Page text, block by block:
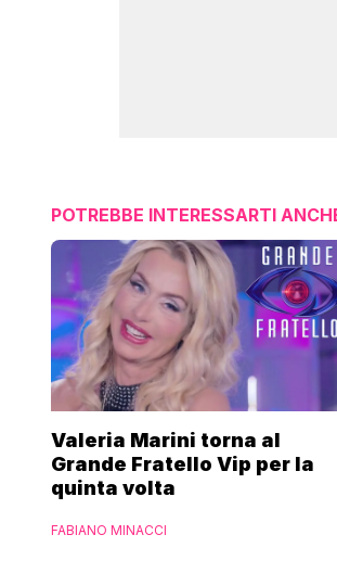
POTREBBE INTERESSARTI
Valeria Marini torna al
Grande Fratello Vip per la
quinta volta
FABIANO MINACCI